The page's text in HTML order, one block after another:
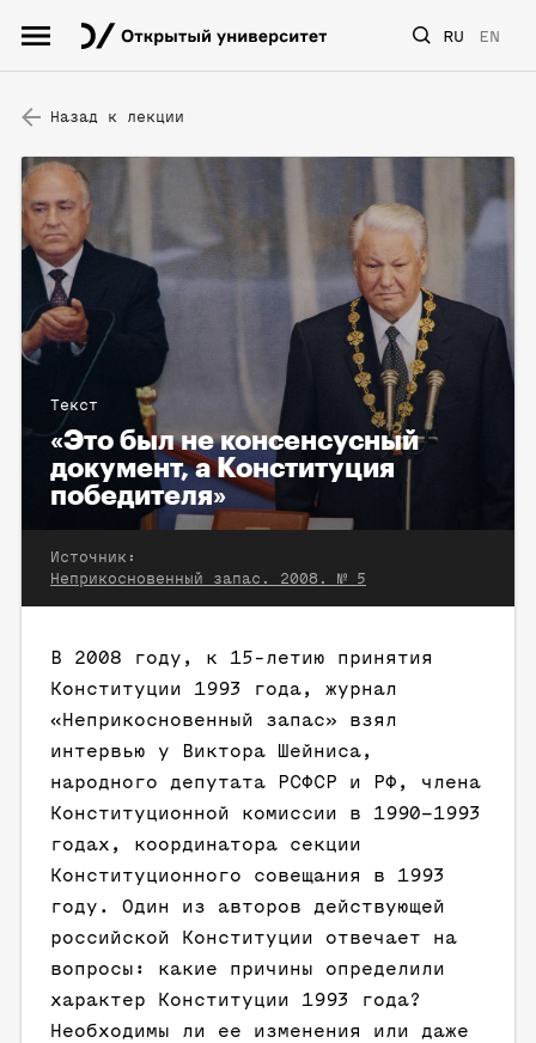
RU EN
Назад к лекции
Текст
«Это был не консенсусный
документ, а Конституция
победителя»
Источник:
Неприкосновенный запас. 2008. № 5
В 2008 году, к 15-летию принятия
Конституции 1993 года, журнал
«Неприкосновенный запас» взял
интервью у Виктора Шейниса,
народного депутата РСФСР и РФ, члена
Конституционной комиссии в 1990–1993
годах, координатора секции
Конституционного совещания в 1993
году. Один из авторов действующей
российской Конституции отвечает на
вопросы: какие причины определили
характер Конституции 1993 года?
Необходимы ли ее изменения или даже